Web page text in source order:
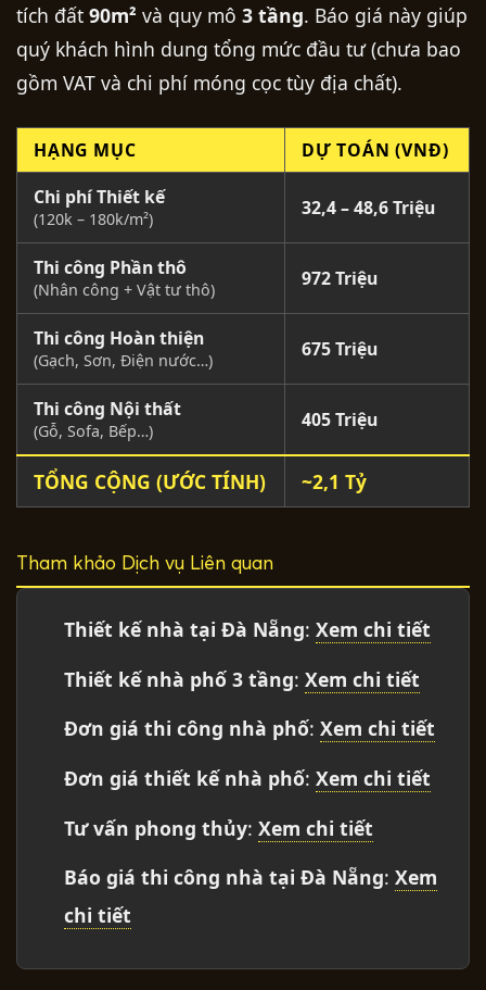
tích đất 90m² và quy mô 3 tầng. Báo giá này giúp
quý khách hình dung tổng mức đầu tư (chưa bao
gồm VAT và chi phí móng cọc tùy địa chất).
HẠNG MỤC
DỰ TOÁN (VNĐ)
Chi phí Thiết kế
(120k – 180k/m²) 32,4 – 48,6 Triệu
Thi công Phần thô
(Nhân công + Vật tư thô) 972 Triệu
Thi công Hoàn thiện
(Gạch, Sơn, Điện nước…) 675 Triệu
Thi công Nội thất
(Gỗ, Sofa, Bếp…) 405 Triệu
TỔNG CỘNG (ƯỚC TÍNH) ~2,1 Tỷ
Tham khảo Dịch vụ Liên quan
Thiết kế nhà tại Đà Nẵng: Xem chi tiết
Thiết kế nhà phố 3 tầng: Xem chi tiết
Đơn giá thi công nhà phố: Xem chi tiết
Đơn giá thiết kế nhà phố: Xem chi tiết
Tư vấn phong thủy: Xem chi tiết
Báo giá thi công nhà tại Đà Nẵng: Xem
chi tiết